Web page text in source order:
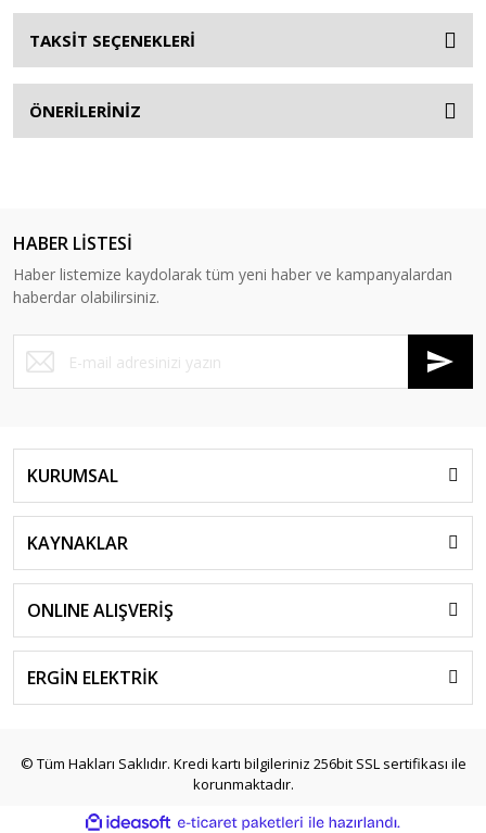
TAKSİT SEÇENEKLERİ
ÖNERİLERİNİZ
HABER LİSTESİ
Haber listemize kaydolarak tüm yeni haber ve kampanyalardan
haberdar olabilirsiniz.
KURUMSAL
KAYNAKLAR
ONLINE ALIŞVERİŞ
ERGİN ELEKTRİK
© Tüm Hakları Saklıdır. Kredi kartı bilgileriniz 256bit SSL sertifikası ile
korunmaktadır.
ideasoft e-